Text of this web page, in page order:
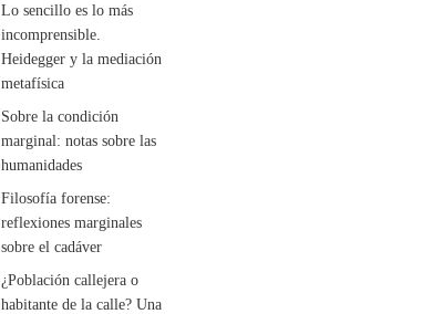
Lo sencillo es lo más
incomprensible.
Heidegger y la mediación
metafísica
Sobre la condición
marginal: notas sobre las
humanidades
Filosofía forense:
reflexiones marginales
sobre el cadáver
¿Población callejera o
habitante de la calle? Una